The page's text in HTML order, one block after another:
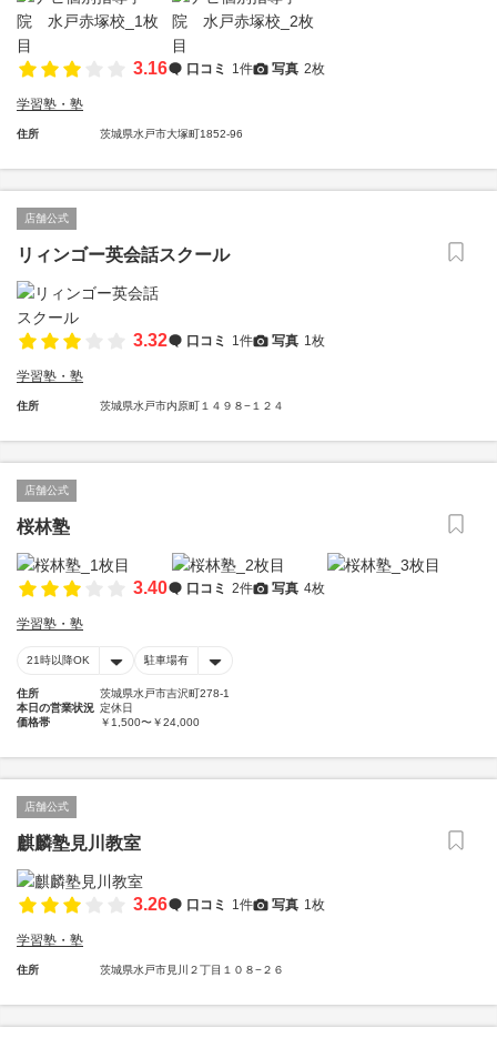
3.16 口コミ 1件 写真 2枚
学習塾・塾
住所 茨城県水戸市大塚町1852-96
店舗公式
リィンゴー英会話スクール
3.32 口コミ 1件 写真 1枚
学習塾・塾
住所 茨城県水戸市内原町１４９８−１２４
店舗公式
桜林塾
3.40 口コミ 2件 写真 4枚
学習塾・塾
21時以降OK 駐車場有
住所
茨城県水戸市吉沢町278-1
本日の営業状況 定休日
価格帯
￥1,500〜￥24,000
店舗公式
麒麟塾見川教室
3.26 口コミ 1件 写真 1枚
学習塾・塾
住所 茨城県水戸市見川２丁目１０８−２６